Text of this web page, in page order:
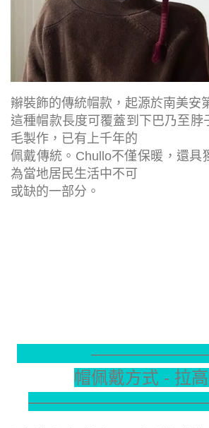
辮裝飾的傳統帽款，起源於南美安
這種帽款長度可覆蓋到下巴乃至脖
毛製作，已有上千年的
佩戴傳統。Chullo不僅保暖，還具
為當地居民生活中不可
或缺的一部分。
帽佩戴方式 - 拉